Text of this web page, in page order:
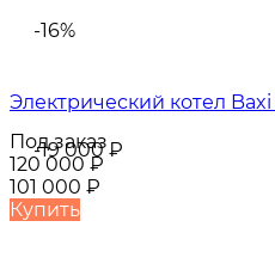
-16%
-19 000₽
Электрический котел
Под заказ
120 000₽
101 000 ₽
Купить